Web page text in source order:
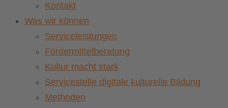
Kontakt
Was wir können
Serviceleistungen
Fördermittelberatung
Kultur macht stark
Servicestelle digitale kulturelle Bildung
Methoden